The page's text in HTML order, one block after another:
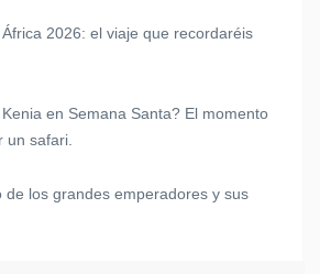
2026: el viaje que recordaréis
en Semana Santa? El momento
un safari.
de los grandes emperadores y sus